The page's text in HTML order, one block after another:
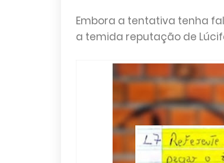
Embora a tentativa tenha
a temida reputação de